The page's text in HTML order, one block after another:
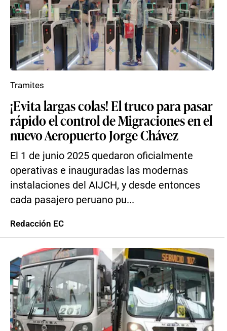
¡Evita largas colas! El truco para pasar
rápido el control de Migraciones en el
nuevo Aeropuerto Jorge Chávez
El 1 de junio 2025 quedaron oficialmente
operativas e inauguradas las modernas
instalaciones del AIJCH, y desde entonces
cada pasajero peruano pu...
Tramites
Redacción EC